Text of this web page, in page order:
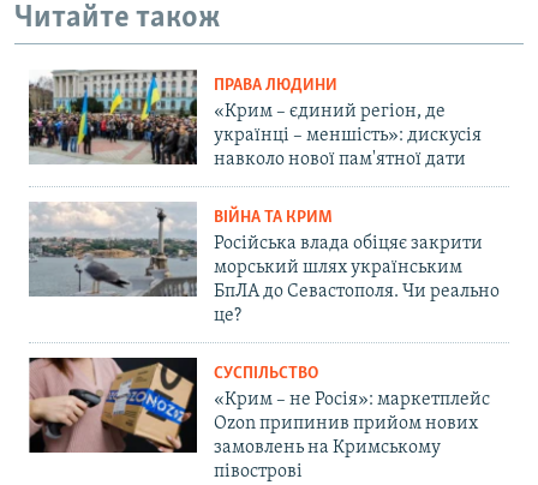
Читайте також
ПРАВА ЛЮДИНИ
«Крим – єдиний регіон, де
українці – меншість»: дискусія
навколо нової пам'ятної дати
ВІЙНА ТА КРИМ
Російська влада обіцяє закрити
морський шлях українським
БпЛА до Севастополя. Чи реально
це?
СУСПІЛЬСТВО
«Крим – не Росія»: маркетплейс
Ozon припинив прийом нових
замовлень на Кримському
півострові